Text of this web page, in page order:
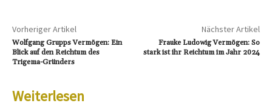
Vorheriger Artikel
Wolfgang Grupps Vermögen: Ein
Blick auf den Reichtum des
Trigema-Gründers
Nächster Artikel
Frauke Ludowig Vermögen: So
stark ist ihr Reichtum im Jahr 2024
Weiterlesen